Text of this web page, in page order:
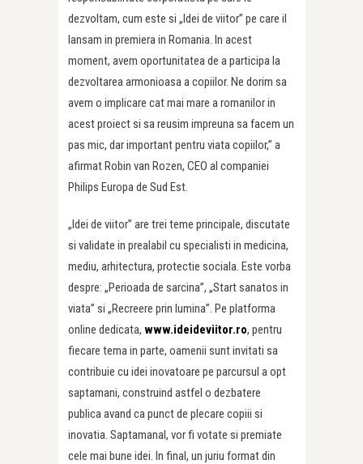
dezvoltam, cum este si „Idei de viitor” pe care il
lansam in premiera in Romania. In acest
moment, avem oportunitatea de a participa la
dezvoltarea armonioasa a copiilor. Ne dorim sa
avem o implicare cat mai mare a romanilor in
acest proiect si sa reusim impreuna sa facem un
pas mic, dar important pentru viata copiilor,” a
afirmat Robin van Rozen, CEO al companiei
Philips Europa de Sud Est.
„Idei de viitor” are trei teme principale, discutate
si validate in prealabil cu specialisti in medicina,
mediu, arhitectura, protectie sociala. Este vorba
despre: „Perioada de sarcina”, „Start sanatos in
viata” si „Recreere prin lumina”. Pe platforma
online dedicata, www.ideideviitor.ro, pentru
fiecare tema in parte, oamenii sunt invitati sa
contribuie cu idei inovatoare pe parcursul a opt
saptamani, construind astfel o dezbatere
publica avand ca punct de plecare copiii si
inovatia. Saptamanal, vor fi votate si premiate
cele mai bune idei. In final, un juriu format din